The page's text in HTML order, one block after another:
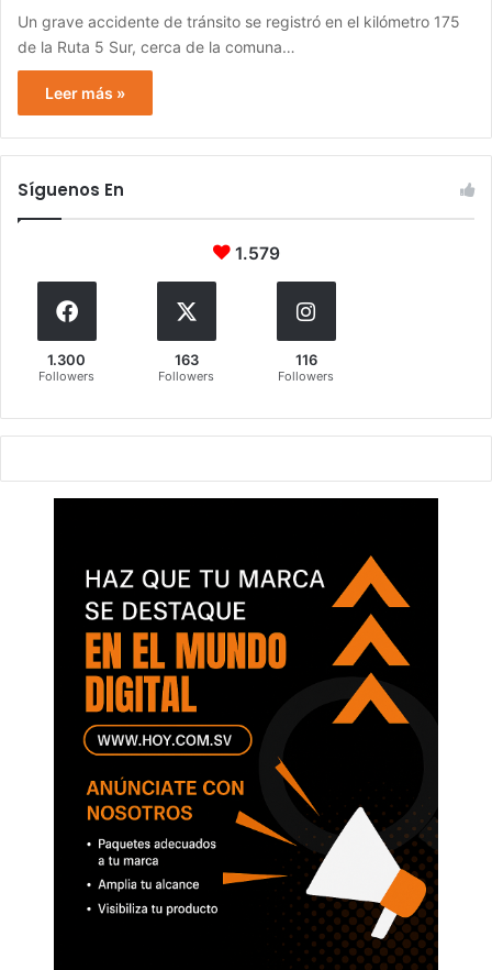
Un grave accidente de tránsito se registró en el kilómetro 175
de la Ruta 5 Sur, cerca de la comuna…
Leer más »
Síguenos En
1.579
1.300
Followers
163
Followers
116
Followers